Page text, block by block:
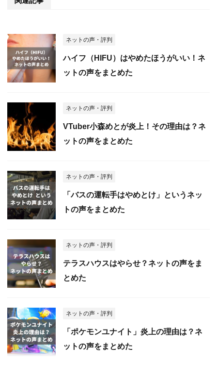
ネットの声・評判
ハイフ（HIFU）はやめたほうがいい！ネ
ットの声をまとめた
ネットの声・評判
VTuber小森めとが炎上！その理由は？ネ
ットの声をまとめた
ネットの声・評判
「バスの運転手はやめとけ」というネッ
トの声をまとめた
ネットの声・評判
テラスハウスはやらせ？ネットの声をま
とめた
ネットの声・評判
「ポケモンユナイト」炎上の理由は？ネ
ットの声をまとめた